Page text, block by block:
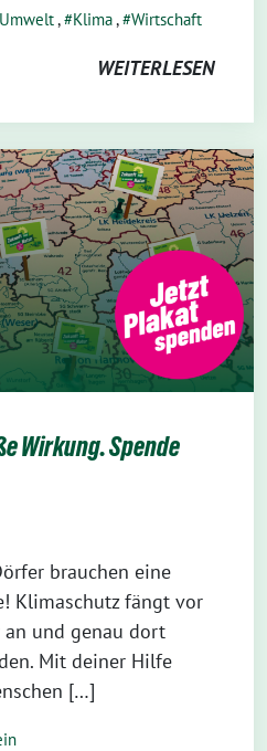
Umwelt, Klima, Wirtschaft
WEITERLESEN
Wirkung. Spende
brauchen eine
Klimaschutz fängt vor
und genau dort
Mit deiner Hilfe
[…]